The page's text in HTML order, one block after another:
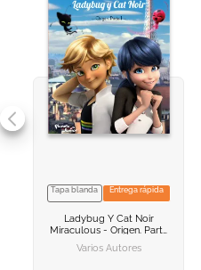
VER INFORMACION
AGREGAR AL
Tapa blanda Entrega rápida
Ladybug Y Cat Noir
Miraculous - Origen. Parte
1
Varios Autores